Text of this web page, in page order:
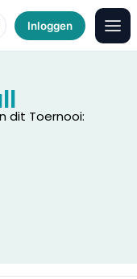
dit Toernooi:
Inloggen